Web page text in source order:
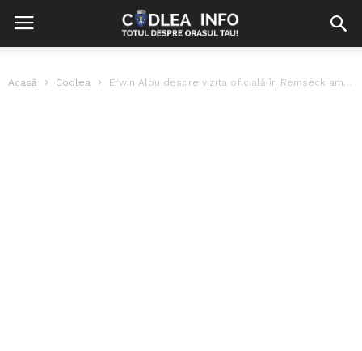
Acasă Codlea Erwin Albu despre vizita oficială în Remseck am Neckar